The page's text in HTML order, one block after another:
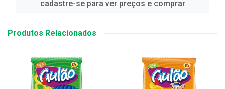
cadastre-se para ver preços e comprar
Produtos Relacionados